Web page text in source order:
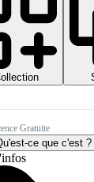
Gratuite
ce que c'est ?